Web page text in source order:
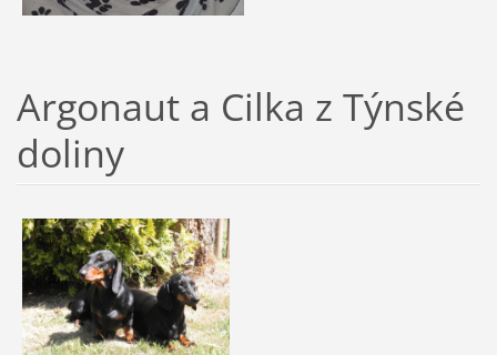
Argonaut a Cilka z Týnské
doliny